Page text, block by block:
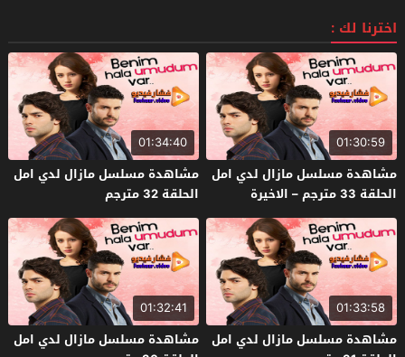
اخترنا لك :
01:30:59
مشاهدة مسلسل مازال لدي امل
الحلقة 33 مترجم – الاخيرة
01:34:40
مشاهدة مسلسل مازال لدي امل
الحلقة 32 مترجم
01:33:58
مشاهدة مسلسل مازال لدي امل
01:32:41
مشاهدة مسلسل مازال لدي امل